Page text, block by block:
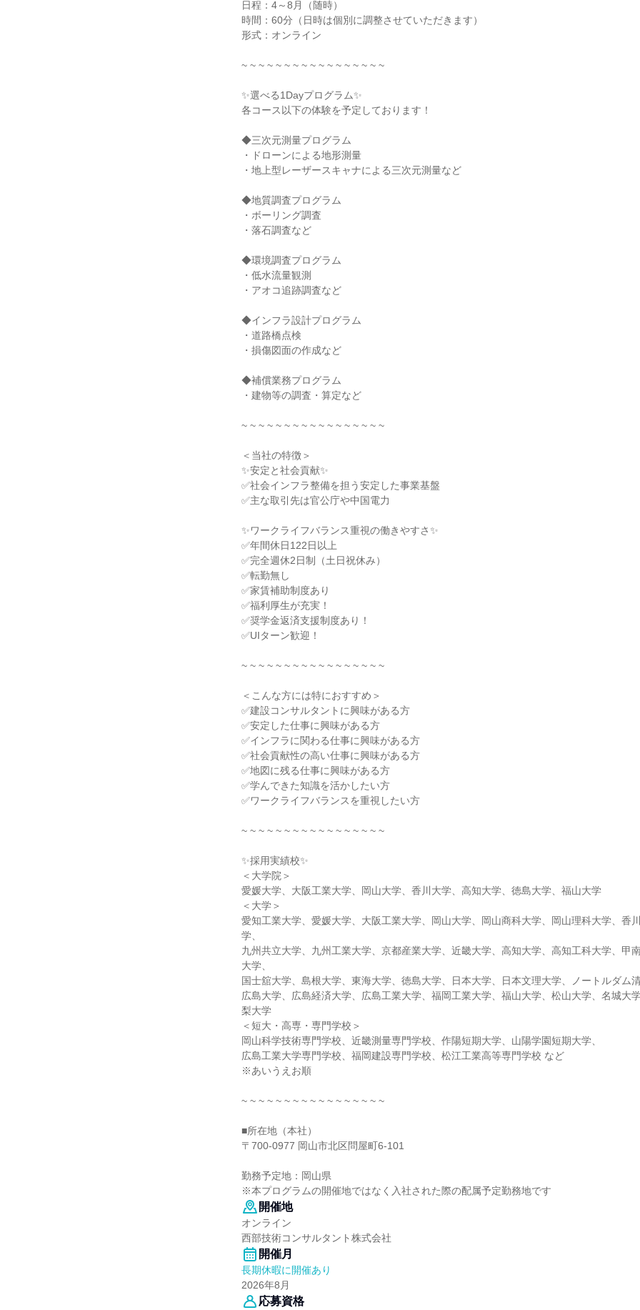
日程：4～8月（随時）
時間：60分（日時は個別に調整させていただきます）
形式：オンライン
~ ~ ~ ~ ~ ~ ~ ~ ~ ~ ~ ~ ~ ~ ~ ~ ~
✨選べる1Dayプログラム✨
各コース以下の体験を予定しております！
◆三次元測量プログラム
・ドローンによる地形測量
・地上型レーザースキャナによる三次元測量など
◆地質調査プログラム
・ボーリング調査
・落石調査など
◆環境調査プログラム
・低水流量観測
・アオコ追跡調査など
◆インフラ設計プログラム
・道路橋点検
・損傷図面の作成など
◆補償業務プログラム
・建物等の調査・算定など
~ ~ ~ ~ ~ ~ ~ ~ ~ ~ ~ ~ ~ ~ ~ ~ ~
＜当社の特徴＞
✨安定と社会貢献✨
✅社会インフラ整備を担う安定した事業基盤
✅主な取引先は官公庁や中国電力
✨ワークライフバランス重視の働きやすさ✨
✅年間休日122日以上
✅完全週休2日制（土日祝休み）
✅転勤無し
✅家賃補助制度あり
✅福利厚生が充実！
✅奨学金返済支援制度あり！
✅UIターン歓迎！
~ ~ ~ ~ ~ ~ ~ ~ ~ ~ ~ ~ ~ ~ ~ ~ ~
＜こんな方には特におすすめ＞
✅建設コンサルタントに興味がある方
✅安定した仕事に興味がある方
✅インフラに関わる仕事に興味がある方
✅社会貢献性の高い仕事に興味がある方
✅地図に残る仕事に興味がある方
✅学んできた知識を活かしたい方
✅ワークライフバランスを重視したい方
~ ~ ~ ~ ~ ~ ~ ~ ~ ~ ~ ~ ~ ~ ~ ~ ~
✨採用実績校✨
＜大学院＞
愛媛大学、大阪工業大学、岡山大学、香川大学、高知大学、徳島大学、福山大学
＜大学＞
愛知工業大学、愛媛大学、大阪工業大学、岡山大学、岡山商科大学、岡山理科大学、香
学、
九州共立大学、九州工業大学、京都産業大学、近畿大学、高知大学、高知工科大学、甲
大学、
国士舘大学、島根大学、東海大学、徳島大学、日本大学、日本文理大学、ノートルダム清
広島大学、広島経済大学、広島工業大学、福岡工業大学、福山大学、松山大学、名城大
梨大学
＜短大・高専・専門学校＞
岡山科学技術専門学校、近畿測量専門学校、作陽短期大学、山陽学園短期大学、
広島工業大学専門学校、福岡建設専門学校、松江工業高等専門学校 など
※あいうえお順
~ ~ ~ ~ ~ ~ ~ ~ ~ ~ ~ ~ ~ ~ ~ ~ ~
■所在地（本社）
〒700-0977 岡山市北区問屋町6-101
勤務予定地：岡山県
※本プログラムの開催地ではなく入社された際の配属予定勤務地です
開催地
オンライン
西部技術コンサルタント株式会社
開催月
長期休暇に開催あり
2026年8月
応募資格